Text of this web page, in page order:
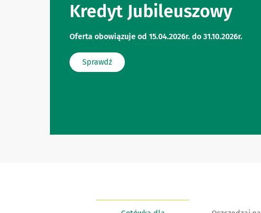
Kredyt Jubileuszowy
Oferta obowiązuje od 15.04.2026r. do 31.10.2026r.
Sprawdź